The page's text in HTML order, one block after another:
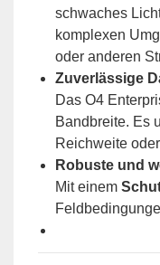
schwaches
komplexen
oder anderen
Zuverlässige
Das O4
Bandbreite. Es
Reichweite
Robuste und
Mit einem